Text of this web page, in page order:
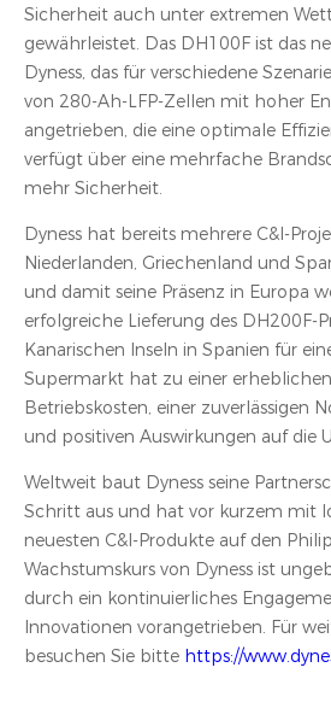
Sicherheit auch unter extremen
gewährleistet. Das DH100F ist das
Dyness, das für verschiedene
von 280-Ah-LFP-Zellen mit hoher
angetrieben, die eine optimale
verfügt über eine mehrfache
mehr Sicherheit.
Dyness hat bereits mehrere C&I-
Niederlanden, Griechenland und
und damit seine Präsenz in Europa
erfolgreiche Lieferung des DH200F-
Kanarischen Inseln in Spanien für
Supermarkt hat zu einer
Betriebskosten, einer zuverlässigen
und positiven Auswirkungen auf die
Weltweit baut Dyness seine
Schritt aus und hat vor kurzem mit
neuesten C&I-Produkte auf den
Wachstumskurs von Dyness ist
durch ein kontinuierliches
Innovationen vorangetrieben. Für
besuchen Sie bitte https://